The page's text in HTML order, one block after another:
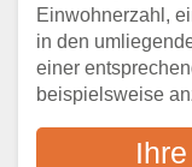
Online-
VHS-Kurs
Vor- und
Einwohnerzahl,
in den
einer
beispielsweise